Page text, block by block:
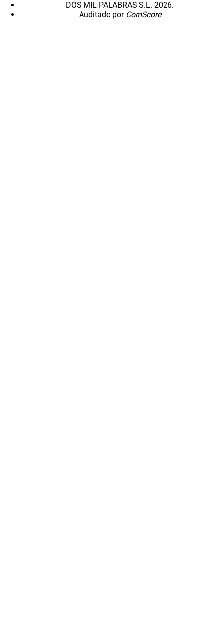
DOS MIL PALABRAS S.L. 2026.
Auditado por ComScore